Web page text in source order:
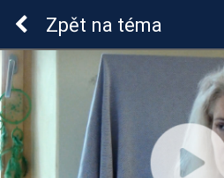
ADHD u dětí
Zpět na téma